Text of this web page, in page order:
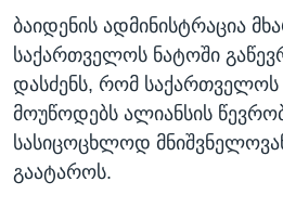
ბაიდენის ადმინისტრაცია
საქართველოს ნატოში
დასძენს, რომ
მოუწოდებს ალიანსის
სასიცოცხლოდ
გაატაროს.